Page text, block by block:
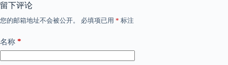
留下评论
您的邮箱地址不会被公开。 必填项已用 * 标注
名称 *